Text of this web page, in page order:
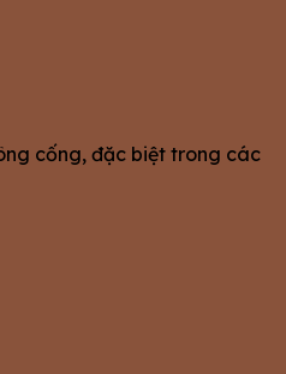
cống, đặc biệt trong các